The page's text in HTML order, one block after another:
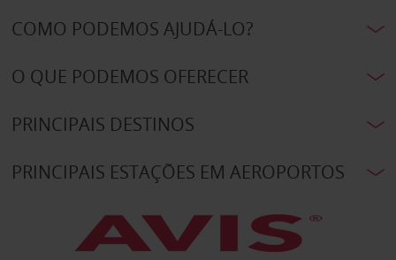
COMO PODEMOS AJUDÁ-LO?
O QUE PODEMOS OFERECER
PRINCIPAIS DESTINOS
PRINCIPAIS ESTAÇÕES EM AEROPORTOS